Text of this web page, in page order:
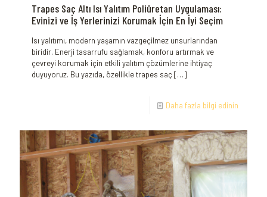
Trapes Saç Altı Isı Yalıtım Poliüretan Uygulaması:
Evinizi ve İş Yerlerinizi Korumak İçin En İyi Seçim
Isı yalıtımı, modern yaşamın vazgeçilmez unsurlarından
biridir. Enerji tasarrufu sağlamak, konforu artırmak ve
çevreyi korumak için etkili yalıtım çözümlerine ihtiyaç
duyuyoruz. Bu yazıda, özellikle trapes saç[…]
Daha fazla bilgi edinin